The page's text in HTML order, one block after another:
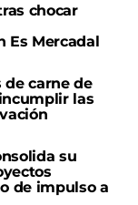
chocar
Es Mercadal
de carne de
las
su
de impulso a